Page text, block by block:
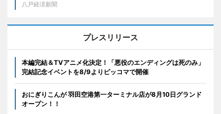
八戸経済新聞
プレスリリース
本編完結＆TVアニメ化決定！「悪役のエンディングは死のみ」
完結記念イベントを8/9よりピッコマで開催
おにぎりこんが 羽田空港第一ターミナル店が8月10日グランド
オープン！！